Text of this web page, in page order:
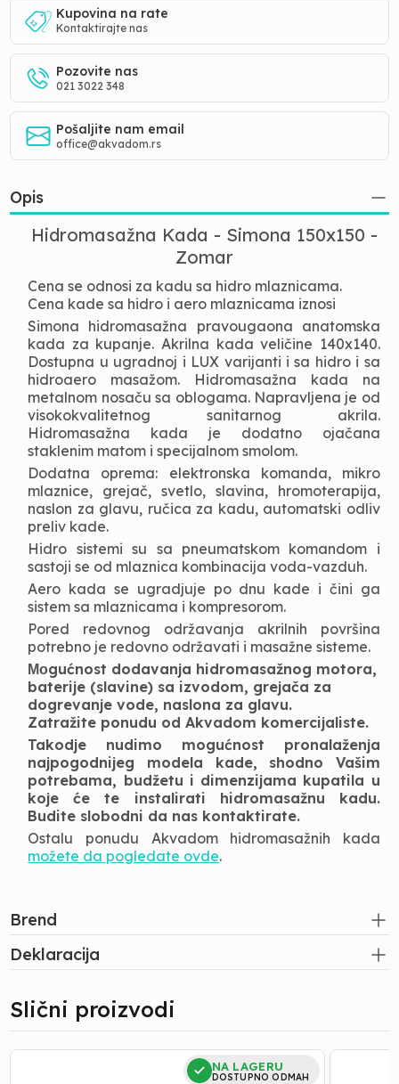
Kupovina na rate
Kontaktirajte nas
Pozovite nas
021 3022 348
Pošaljite nam email
office@akvadom.rs
Opis
Hidromasažna Kada - Simona 150x150 -
Zomar
Cena se odnosi za kadu sa hidro mlaznicama.
Cena kade sa hidro i aero mlaznicama iznosi
Simona hidromasažna pravougaona anatomska
kada za kupanje. Akrilna kada veličine 140x140.
Dostupna u ugradnoj i LUX varijanti i sa hidro i sa
hidroaero masažom. Hidromasažna kada na
metalnom nosaču sa oblogama. Napravljena je od
visokokvalitetnog sanitarnog akrila.
Hidromasažna kada je dodatno ojačana
staklenim matom i specijalnom smolom.
Dodatna oprema: elektronska komanda, mikro
mlaznice, grejač, svetlo, slavina, hromoterapija,
naslon za glavu, ručica za kadu, automatski odliv
preliv kade.
Hidro sistemi su sa pneumatskom komandom i
sastoji se od mlaznica kombinacija voda-vazduh.
Aero kada se ugradjuje po dnu kade i čini ga
sistem sa mlaznicama i kompresorom.
Pored redovnog održavanja akrilnih površina
potrebno je redovno održavati i masažne sisteme.
Моgućnost dodavanja hidromasažnog motora,
baterije (slavine) sa izvodom, grejača za
dogrevanje vode, naslona za glavu.
Zatražite ponudu od Akvadom komercijaliste.
Takodje nudimo mogućnost pronalaženja
najpogodnijeg modela kade, shodno Vašim
potrebama, budžetu i dimenzijama kupatila u
koje će te instalirati hidromasažnu kadu.
Budite slobodni da nas kontaktirate.
Ostalu ponudu Akvadom hidromasažnih kada
možete da pogledate ovde.
Brend
Deklaracija
Slični proizvodi
Tuš
NA LAGERU
DOSTUPNO ODMAH
Tuš